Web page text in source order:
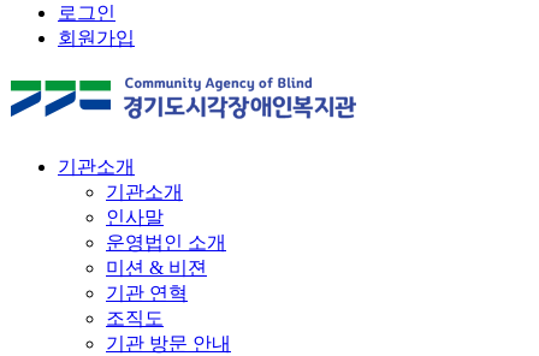
로그인
회원가입
기관소개
기관소개
인사말
운영법인 소개
미션 & 비젼
기관 연혁
조직도
기관 방문 안내